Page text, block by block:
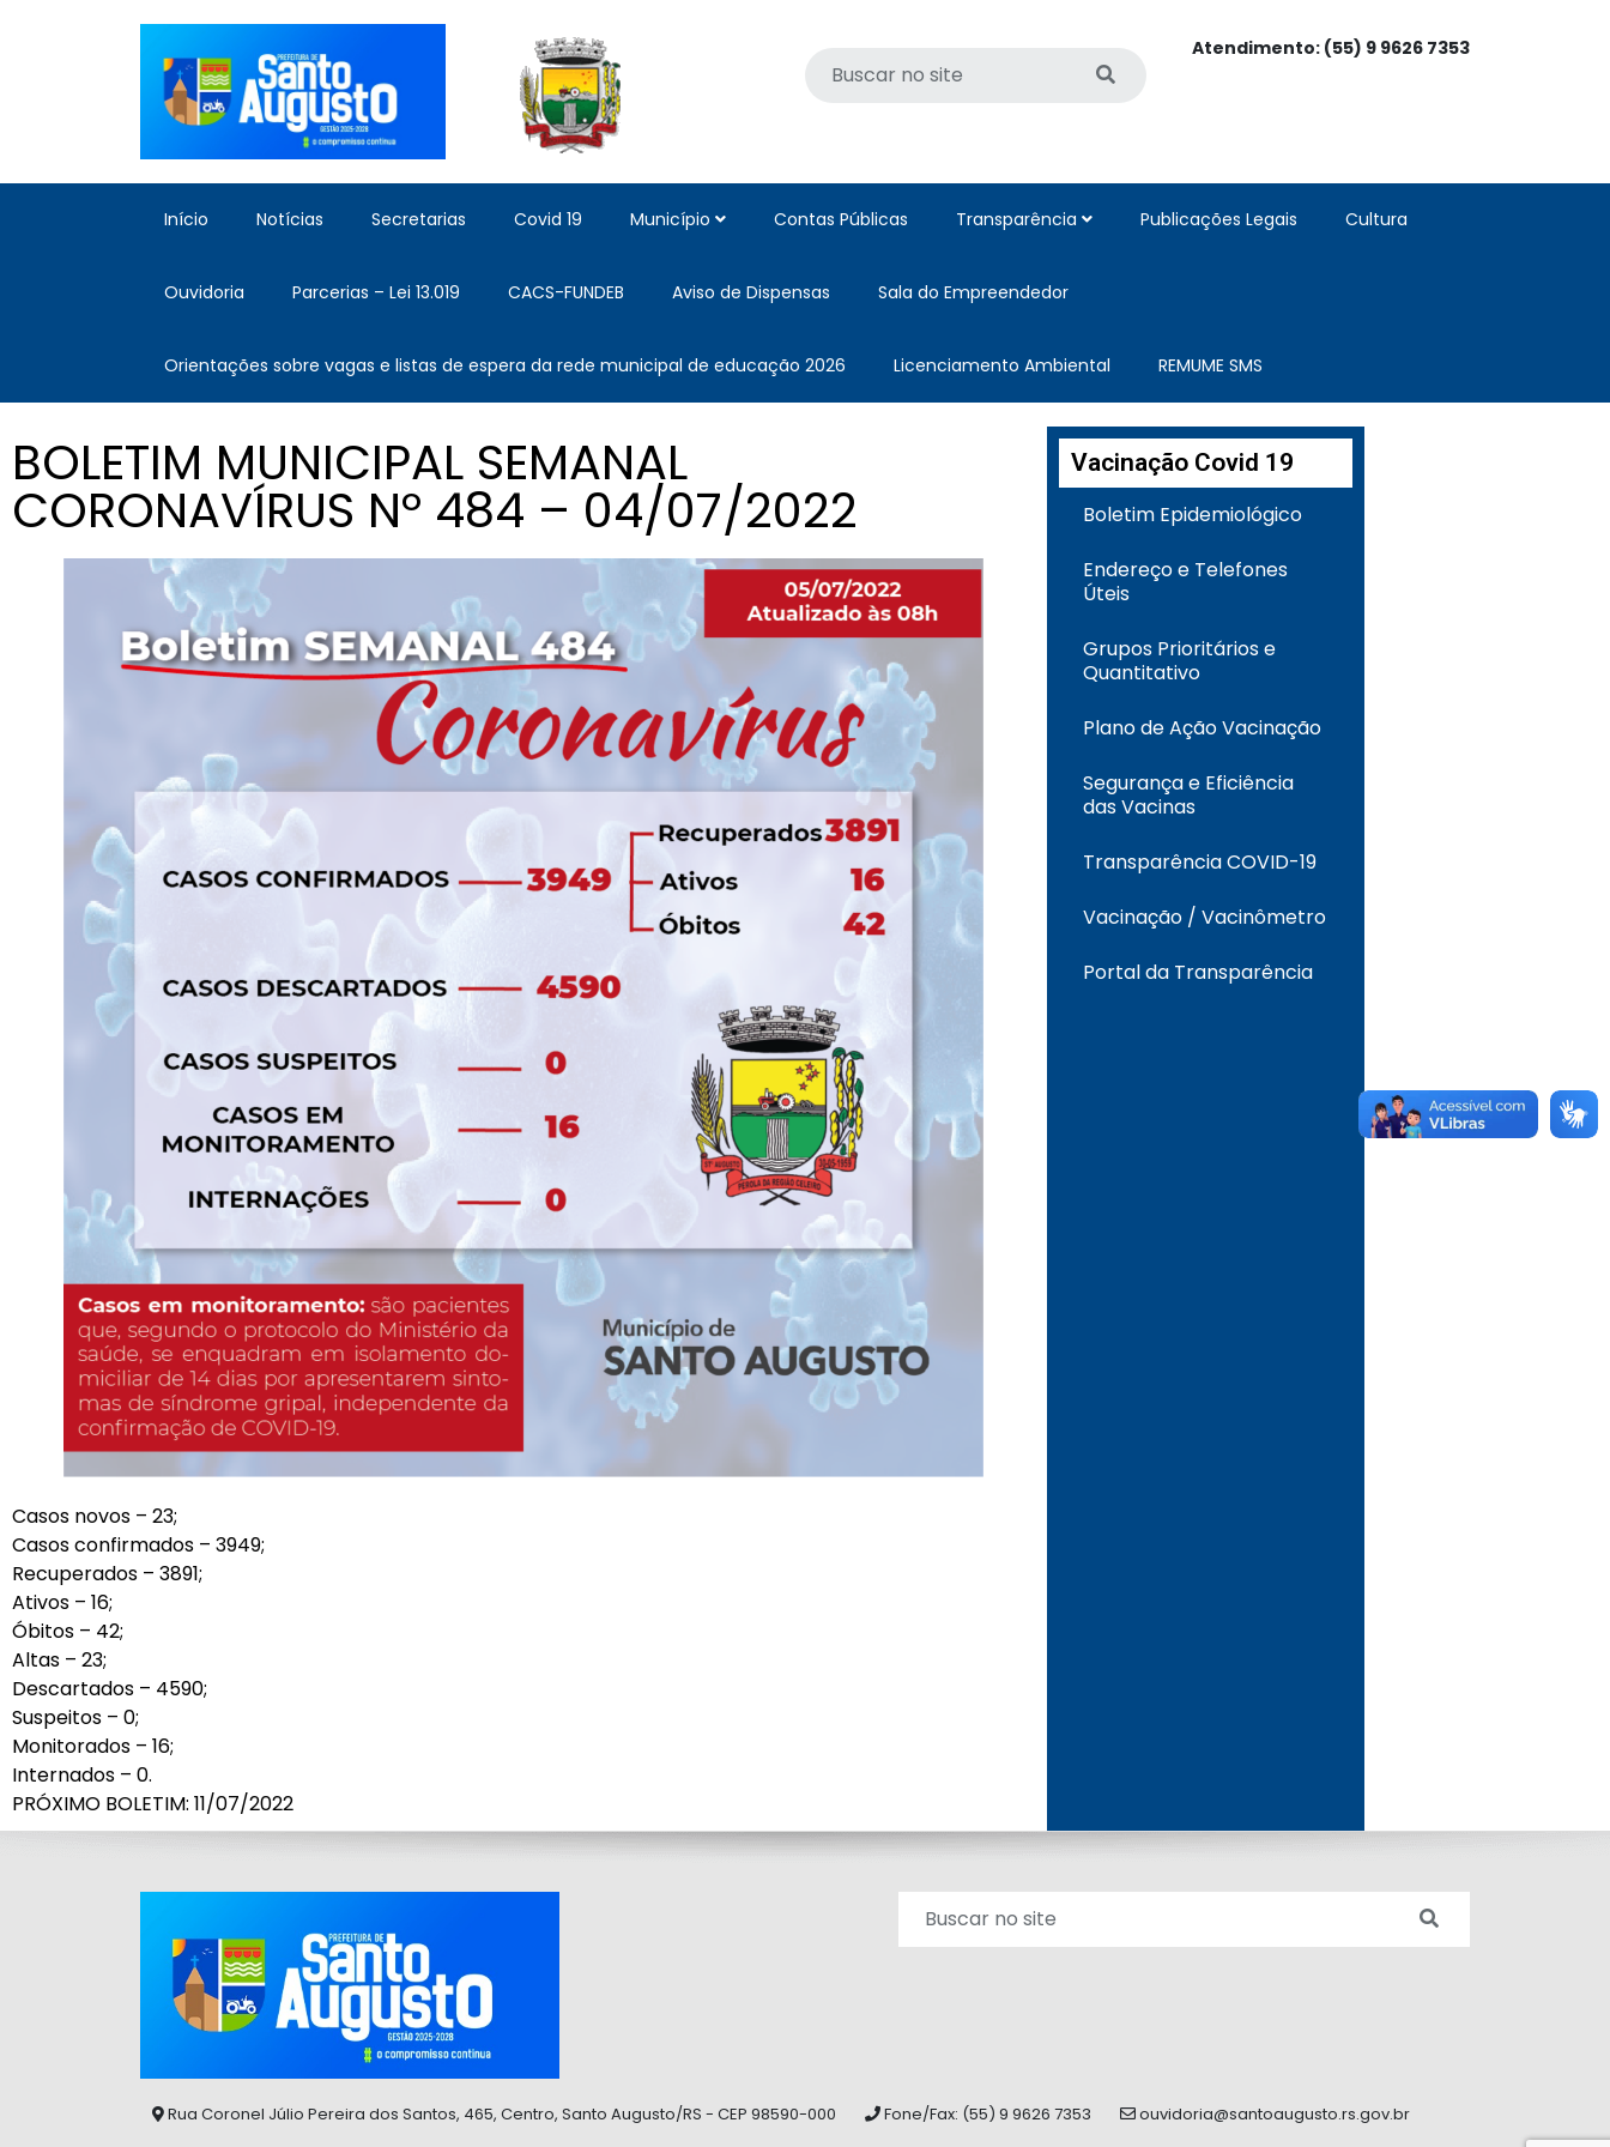
Atendimento: (55) 9 9626 7353
Início Notícias Secretarias Covid 19 Município Contas Públicas Transparência Publicações Legais Cultura
Ouvidoria Parcerias – Lei 13.019 CACS-FUNDEB Aviso de Dispensas Sala do Empreendedor
Orientações sobre vagas e listas de espera da rede municipal de educação 2026 Licenciamento Ambiental REMUME SMS
BOLETIM MUNICIPAL SEMANAL
CORONAVÍRUS Nº 484 – 04/07/2022
Casos novos – 23;
Casos confirmados – 3949;
Recuperados – 3891;
Ativos – 16;
Óbitos – 42;
Altas – 23;
Descartados – 4590;
Suspeitos – 0;
Monitorados – 16;
Internados – 0.
PRÓXIMO BOLETIM: 11/07/2022
Vacinação Covid 19
Boletim Epidemiológico
Endereço e Telefones
Úteis
Grupos Prioritários e
Quantitativo
Plano de Ação Vacinação
Segurança e Eficiência
das Vacinas
Transparência COVID-19
Vacinação / Vacinômetro
Portal da Transparência
Rua Coronel Júlio Pereira dos Santos, 465, Centro, Santo Augusto/RS - CEP 98590-000 Fone/Fax: (55) 9 9626 7353 ouvidoria@santoaugusto.rs.gov.br